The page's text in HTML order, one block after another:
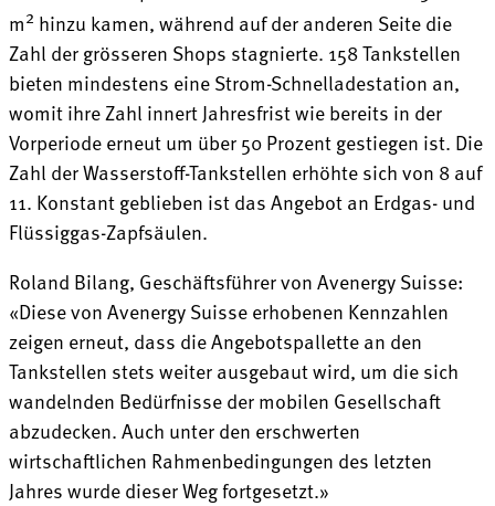
m2 hinzu kamen, während auf der anderen Seite die
Zahl der grösseren Shops stagnierte. 158 Tankstellen
bieten mindestens eine Strom-Schnelladestation an,
womit ihre Zahl innert Jahresfrist wie bereits in der
Vorperiode erneut um über 50 Prozent gestiegen ist. Die
Zahl der Wasserstoff-Tankstellen erhöhte sich von 8 auf
11. Konstant geblieben ist das Angebot an Erdgas- und
Flüssiggas-Zapfsäulen.
Roland Bilang, Geschäftsführer von Avenergy Suisse:
«Diese von Avenergy Suisse erhobenen Kennzahlen
zeigen erneut, dass die Angebotspallette an den
Tankstellen stets weiter ausgebaut wird, um die sich
wandelnden Bedürfnisse der mobilen Gesellschaft
abzudecken. Auch unter den erschwerten
wirtschaftlichen Rahmenbedingungen des letzten
Jahres wurde dieser Weg fortgesetzt.»